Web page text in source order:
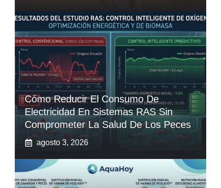
Cómo Reducir El Consumo De
Electricidad En Sistemas RAS Sin
Comprometer La Salud De Los Peces
agosto 3, 2026